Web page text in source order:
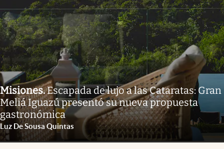
Misiones.Escapada de lujo a las Cataratas: Gran
Meliá Iguazú presentó su nueva propuesta
gastronómica
Luz De Sousa Quintas